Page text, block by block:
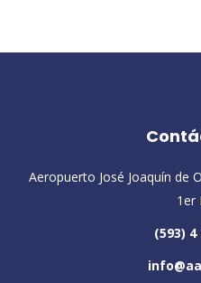
Aeropuerto José Joaquín de
1er
(593) 4